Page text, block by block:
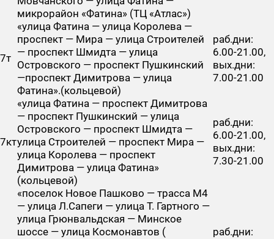
микрорайон «Фатина» (ТЦ «Атлас»)
7т
«улица Фатина — улица Королева —
проспект — Мира — улица Строителей
— проспект Шмидта — улица
Островского — проспект Пушкинский
—проспект Димитрова — улица
Фатина».(кольцевой)
раб.дни:
6.00-21.00,
вых.дни:
7.00-21.00
7кт
«улица Фатина — проспект Димитрова
— проспект Пушкинский — улица
Островского — проспект Шмидта —
улица Строителей — проспект Мира —
улица Королева — проспект
Димитрова — улица Фатина»
(кольцевой)
раб.дни:
6.00-21.00,
вых.дни:
7.30-21.00
«поселок Новое Пашково — трасса М4
— улица Л.Сапеги — улица Т. Гартного —
улица Грюнвальдская — Минское
шоссе — улица Космонавтов (
раб.дни: